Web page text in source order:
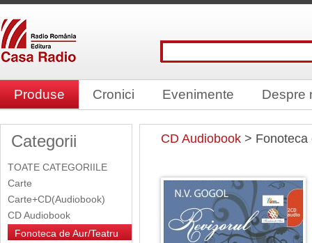
Produse Cronici Evenimente Despre
Categorii
TOATE CATEGORIILE
Carte
Carte+CD(Audiobook)
CD Audiobook
Fonoteca de Aur/Teatru
CD Audiobook > Fonoteca